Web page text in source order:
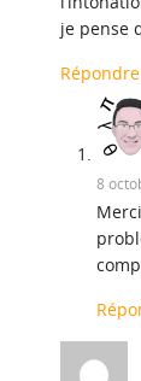
je pense
Répondre
8